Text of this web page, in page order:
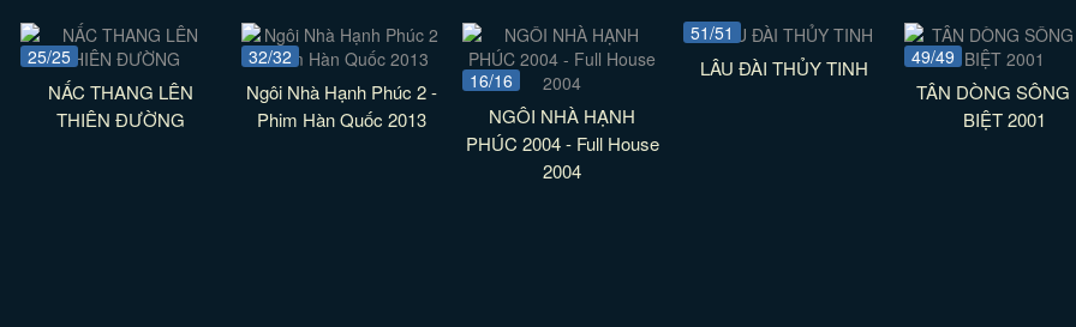
25/25
NẤC THANG LÊN
THIÊN ĐƯỜNG
32/32
Ngôi Nhà Hạnh Phúc 2 -
Phim Hàn Quốc 2013
16/16
NGÔI NHÀ HẠNH
PHÚC 2004 - Full House
2004
51/51
LÂU ĐÀI THỦY TINH 49/49
TÂN DÒNG SÔNG
BIỆT 2001